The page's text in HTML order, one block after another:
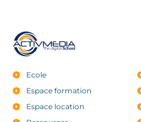
Ecole
Espace formation
Espace location